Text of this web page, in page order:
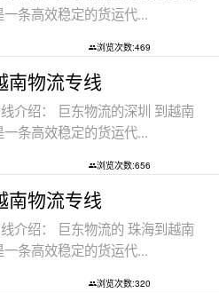
条高效稳定的货运代...
浏览次数:469
南物流专线
介绍： 巨东物流的深圳 到越南
条高效稳定的货运代...
浏览次数:656
南物流专线
介绍： 巨东物流的 珠海到越南
条高效稳定的货运代...
浏览次数:320